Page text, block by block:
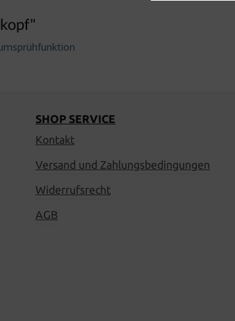
SHOP SERVICE
Kontakt
Versand und Zahlungsbedingungen
Widerrufsrecht
AGB